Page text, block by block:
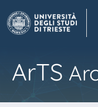
ArTS